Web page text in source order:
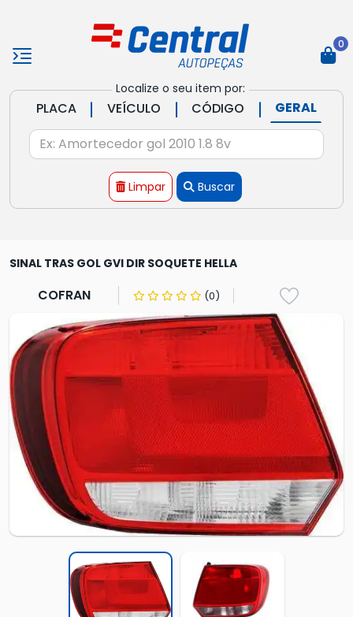
Localize o seu item por:
PLACA | VEÍCULO | CÓDIGO | GERAL
Limpar Buscar
0
SINAL TRAS GOL GVI DIR SOQUETE HELLA
COFRAN (0)